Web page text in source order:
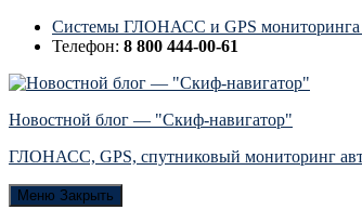
Системы ГЛОНАСС и GPS мониторинга
Телефон: 8 800 444-00-61
Новостной блог — "Скиф-навигатор"
ГЛОНАСС, GPS, спутниковый мониторинг
Меню Закрыть